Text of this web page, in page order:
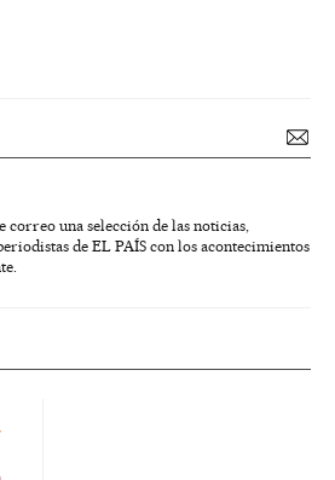
correo una selección de las noticias,
de EL PAÍS con los acontecimientos